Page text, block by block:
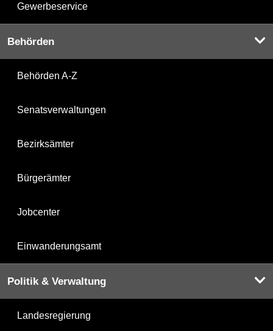
Gewerbeservice
Behörden
Behörden A-Z
Senatsverwaltungen
Bezirksämter
Bürgerämter
Jobcenter
Einwanderungsamt
Politik & Verwaltung
Landesregierung